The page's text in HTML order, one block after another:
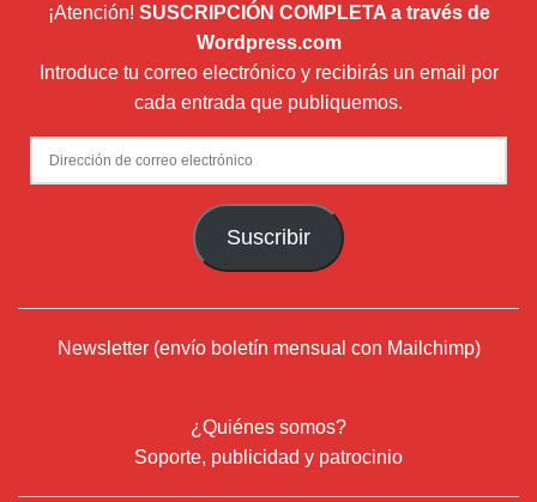
¡Atención! SUSCRIPCIÓN COMPLETA a través de
Wordpress.com
Introduce tu correo electrónico y recibirás un email por
cada entrada que publiquemos.
Dirección
de
Suscribir
Newsletter (envío boletín mensual con Mailchimp)
¿Quiénes somos?
Soporte, publicidad y patrocinio